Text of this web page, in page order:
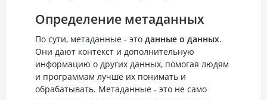
Определение метаданных
По сути, метаданные - это данные о данных.
Они дают контекст и дополнительную
информацию о других данных, помогая людям
и программам лучше их понимать и
обрабатывать. Метаданные - это не само